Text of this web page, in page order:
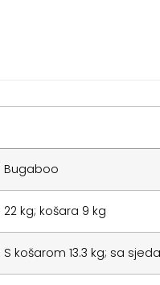
Bugaboo
22 kg; košara 9 kg
S košarom 13.3 kg; sa